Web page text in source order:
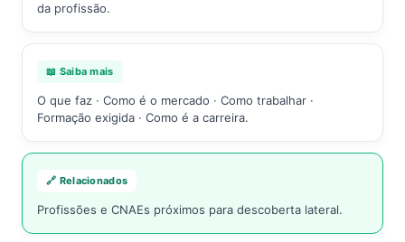
da profissão.
📖 Saiba mais
O que faz · Como é o mercado · Como trabalhar ·
Formação exigida · Como é a carreira.
🔗 Relacionados
Profissões e CNAEs próximos para descoberta lateral.